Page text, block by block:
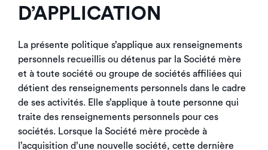
D’APPLICATION
La présente politique s’applique aux renseignements
personnels recueillis ou détenus par la Société mère
et à toute société ou groupe de sociétés affiliées qui
détient des renseignements personnels dans le cadre
de ses activités. Elle s’applique à toute personne qui
traite des renseignements personnels pour ces
sociétés. Lorsque la Société mère procède à
l’acquisition d’une nouvelle société, cette dernière